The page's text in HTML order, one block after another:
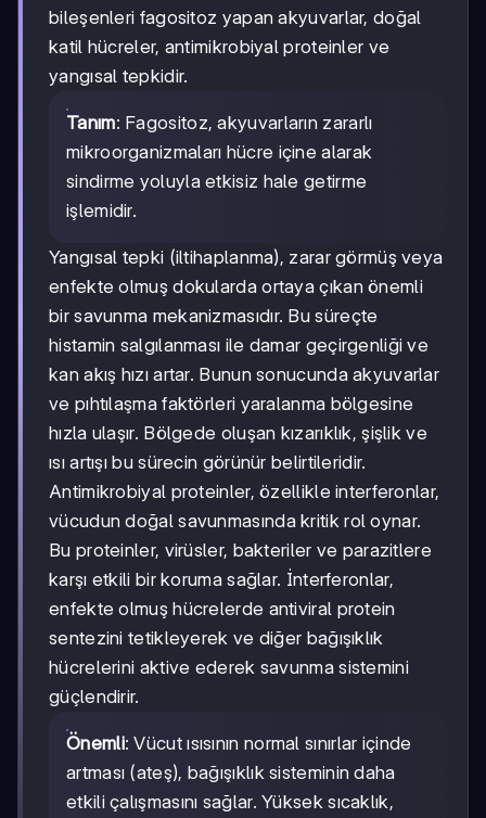
bileşenleri fagositoz yapan akyuvarlar, doğal
katil hücreler, antimikrobiyal proteinler ve
yangısal tepkidir.
Tanım: Fagositoz, akyuvarların zararlı
mikroorganizmaları hücre içine alarak
sindirme yoluyla etkisiz hale getirme
işlemidir.
Yangısal tepki (iltihaplanma), zarar görmüş veya
enfekte olmuş dokularda ortaya çıkan önemli
bir savunma mekanizmasıdır. Bu süreçte
histamin salgılanması ile damar geçirgenliği ve
kan akış hızı artar. Bunun sonucunda akyuvarlar
ve pıhtılaşma faktörleri yaralanma bölgesine
hızla ulaşır. Bölgede oluşan kızarıklık, şişlik ve
ısı artışı bu sürecin görünür belirtileridir.
Antimikrobiyal proteinler, özellikle interferonlar,
vücudun doğal savunmasında kritik rol oynar.
Bu proteinler, virüsler, bakteriler ve parazitlere
karşı etkili bir koruma sağlar. İnterferonlar,
enfekte olmuş hücrelerde antiviral protein
sentezini tetikleyerek ve diğer bağışıklık
hücrelerini aktive ederek savunma sistemini
güçlendirir.
Önemli: Vücut ısısının normal sınırlar içinde
artması (ateş), bağışıklık sisteminin daha
etkili çalışmasını sağlar. Yüksek sıcaklık,